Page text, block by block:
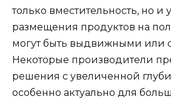
только вместительность, но и
размещения продуктов на
могут быть выдвижными или
Некоторые производители
решения с увеличенной
особенно актуально для